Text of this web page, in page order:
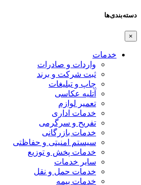
دسته‌بندی‌ها
×
خدمات
واردات و صادرات
ثبت شرکت و برند
چاپ و تبلیغات
آتلیه عکاسی
تعمیر لوازم
خدمات اداری
تفریح و سرگرمی
خدمات بازرگانی
سیستم امنیتی و حفاظتی
خدمات پخش و توزیع
سایر خدمات
خدمات حمل و نقل
خدمات بیمه